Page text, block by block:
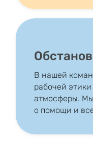
В нашей
рабочей
атмосферы.
о помощи и